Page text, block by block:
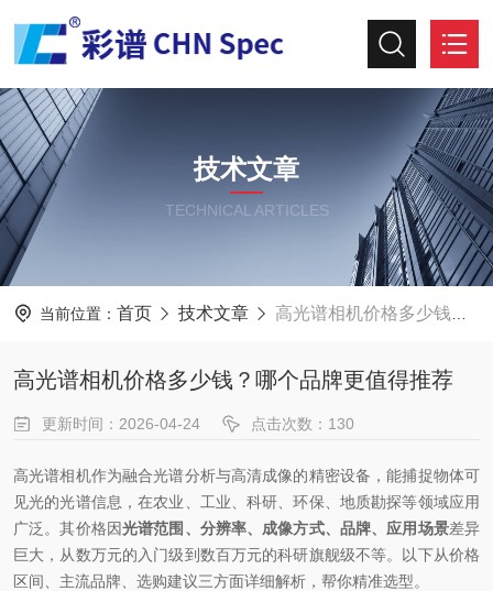
技术文章
TECHNICAL ARTICLES
当前位置： 首页 技术文章 高光谱相机价格多少钱？哪个品牌更值得推荐
高光谱相机价格多少钱？哪个品牌更值得推荐
更新时间：2026-04-24 点击次数：130
高光谱相机作为融合光谱分析与高清成像的精密设备，能捕捉物体可
见光的光谱信息，在农业、工业、科研、环保、地质勘探等领域应用
广泛。其价格因光谱范围、分辨率、成像方式、品牌、应用场景差异
巨大，从数万元的入门级到数百万元的科研旗舰级不等。以下从价格
区间、主流品牌、选购建议三方面详细解析，帮你精准选型。